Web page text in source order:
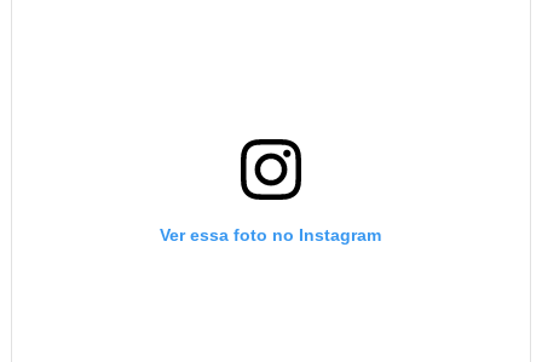
Ver essa foto no Instagram